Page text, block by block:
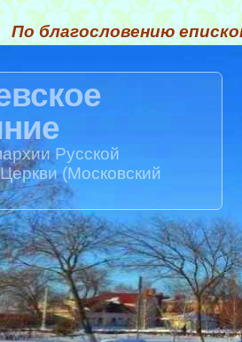
По благословению
Русской
(Московский